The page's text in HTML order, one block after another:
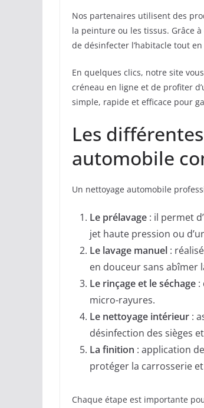
Nos partenaires utilisent des
la peinture ou les tissus. Grâce
de désinfecter l’habitacle tout
En quelques clics, notre site
créneau en ligne et de profiter
simple, rapide et efficace pour
Les
automobile
Un nettoyage automobile
Le prélavage : il permet
jet haute pression ou
Le lavage manuel :
en douceur sans abîmer
Le rinçage et le séchage :
micro-rayures.
Le nettoyage intérieur :
désinfection des sièges
La finition : application
protéger la carrosserie
Chaque étape est importante